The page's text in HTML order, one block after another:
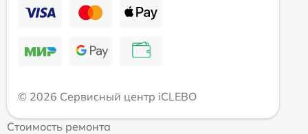
© 2026 Сервисный центр iCLEBO
Стоимость ремонта